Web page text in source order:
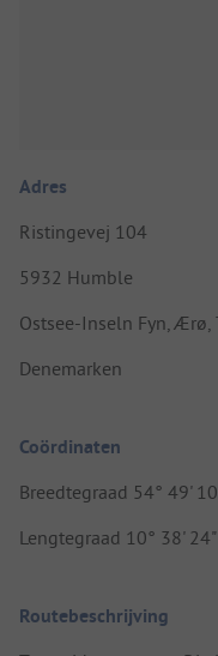
Adres
Ristingevej 104
5932 Humble
Ostsee-Inseln Fyn, Ærø,
Denemarken
Coördinaten
Breedtegraad 54° 49'
Lengtegraad 10° 38'
Routebeschrijving